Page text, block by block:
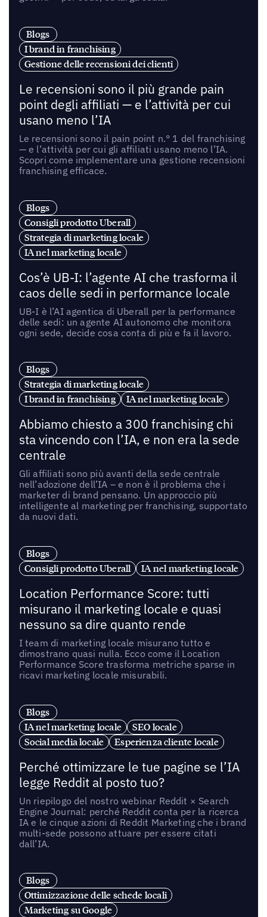
Blogs
I brand in franchising
Gestione delle recensioni dei clienti
Le recensioni sono il più grande pain
point degli affiliati — e l’attività per cui
usano meno l’IA
Le recensioni sono il pain point n.° 1 del franchising
— e l’attività per cui gli affiliati usano meno l’IA.
Scopri come implementare una gestione recensioni
franchising efficace.
Blogs
Consigli prodotto Uberall
Strategia di marketing locale
IA nel marketing locale
Cos’è UB-I: l’agente AI che trasforma il
caos delle sedi in performance locale
UB-I è l’AI agentica di Uberall per la performance
delle sedi: un agente AI autonomo che monitora
ogni sede, decide cosa conta di più e fa il lavoro.
Blogs
Strategia di marketing locale
I brand in franchising
IA nel marketing locale
Abbiamo chiesto a 300 franchising chi
sta vincendo con l’IA, e non era la sede
centrale
Gli affiliati sono più avanti della sede centrale
nell’adozione dell’IA – e non è il problema che i
marketer di brand pensano. Un approccio più
intelligente al marketing per franchising, supportato
da nuovi dati.
Blogs
Consigli prodotto Uberall
IA nel marketing locale
Location Performance Score: tutti
misurano il marketing locale e quasi
nessuno sa dire quanto rende
I team di marketing locale misurano tutto e
dimostrano quasi nulla. Ecco come il Location
Performance Score trasforma metriche sparse in
ricavi marketing locale misurabili.
Blogs
IA nel marketing locale
SEO locale
Social media locale
Esperienza cliente locale
Perché ottimizzare le tue pagine se l’IA
legge Reddit al posto tuo?
Un riepilogo del nostro webinar Reddit × Search
Engine Journal: perché Reddit conta per la ricerca
IA e le cinque azioni di Reddit Marketing che i brand
multi-sede possono attuare per essere citati
dall’IA.
Blogs
Ottimizzazione delle schede locali
Marketing su Google